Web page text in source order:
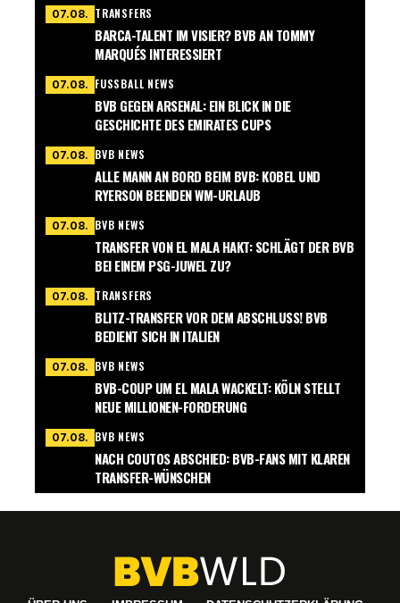
07.08. TRANSFERS
BARCA-TALENT IM VISIER? BVB AN TOMMY
MARQUÉS INTERESSIERT
07.08. FUSSBALL NEWS
BVB GEGEN ARSENAL: EIN BLICK IN DIE
GESCHICHTE DES EMIRATES CUPS
07.08. BVB NEWS
ALLE MANN AN BORD BEIM BVB: KOBEL UND
RYERSON BEENDEN WM-URLAUB
07.08. BVB NEWS
TRANSFER VON EL MALA HAKT: SCHLÄGT DER BVB
BEI EINEM PSG-JUWEL ZU?
07.08. TRANSFERS
BLITZ-TRANSFER VOR DEM ABSCHLUSS! BVB
BEDIENT SICH IN ITALIEN
07.08. BVB NEWS
BVB-COUP UM EL MALA WACKELT: KÖLN STELLT
NEUE MILLIONEN-FORDERUNG
07.08. BVB NEWS
NACH COUTOS ABSCHIED: BVB-FANS MIT KLAREN
TRANSFER-WÜNSCHEN